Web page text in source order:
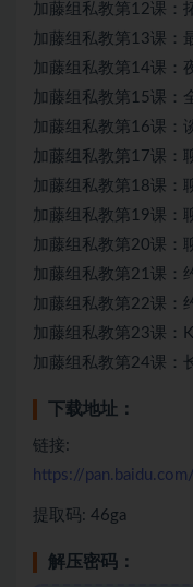
加藤组私教第12课：
加藤组私教第13课：
加藤组私教第14课：
加藤组私教第15课：
加藤组私教第16课：
加藤组私教第17课：
加藤组私教第18课：
加藤组私教第19课：
加藤组私教第20课：
加藤组私教第21课：
加藤组私教第22课：
加藤组私教第23课：
加藤组私教第24课：
下载地址：
链接:
https://
提取码: 46ga
解压密码：